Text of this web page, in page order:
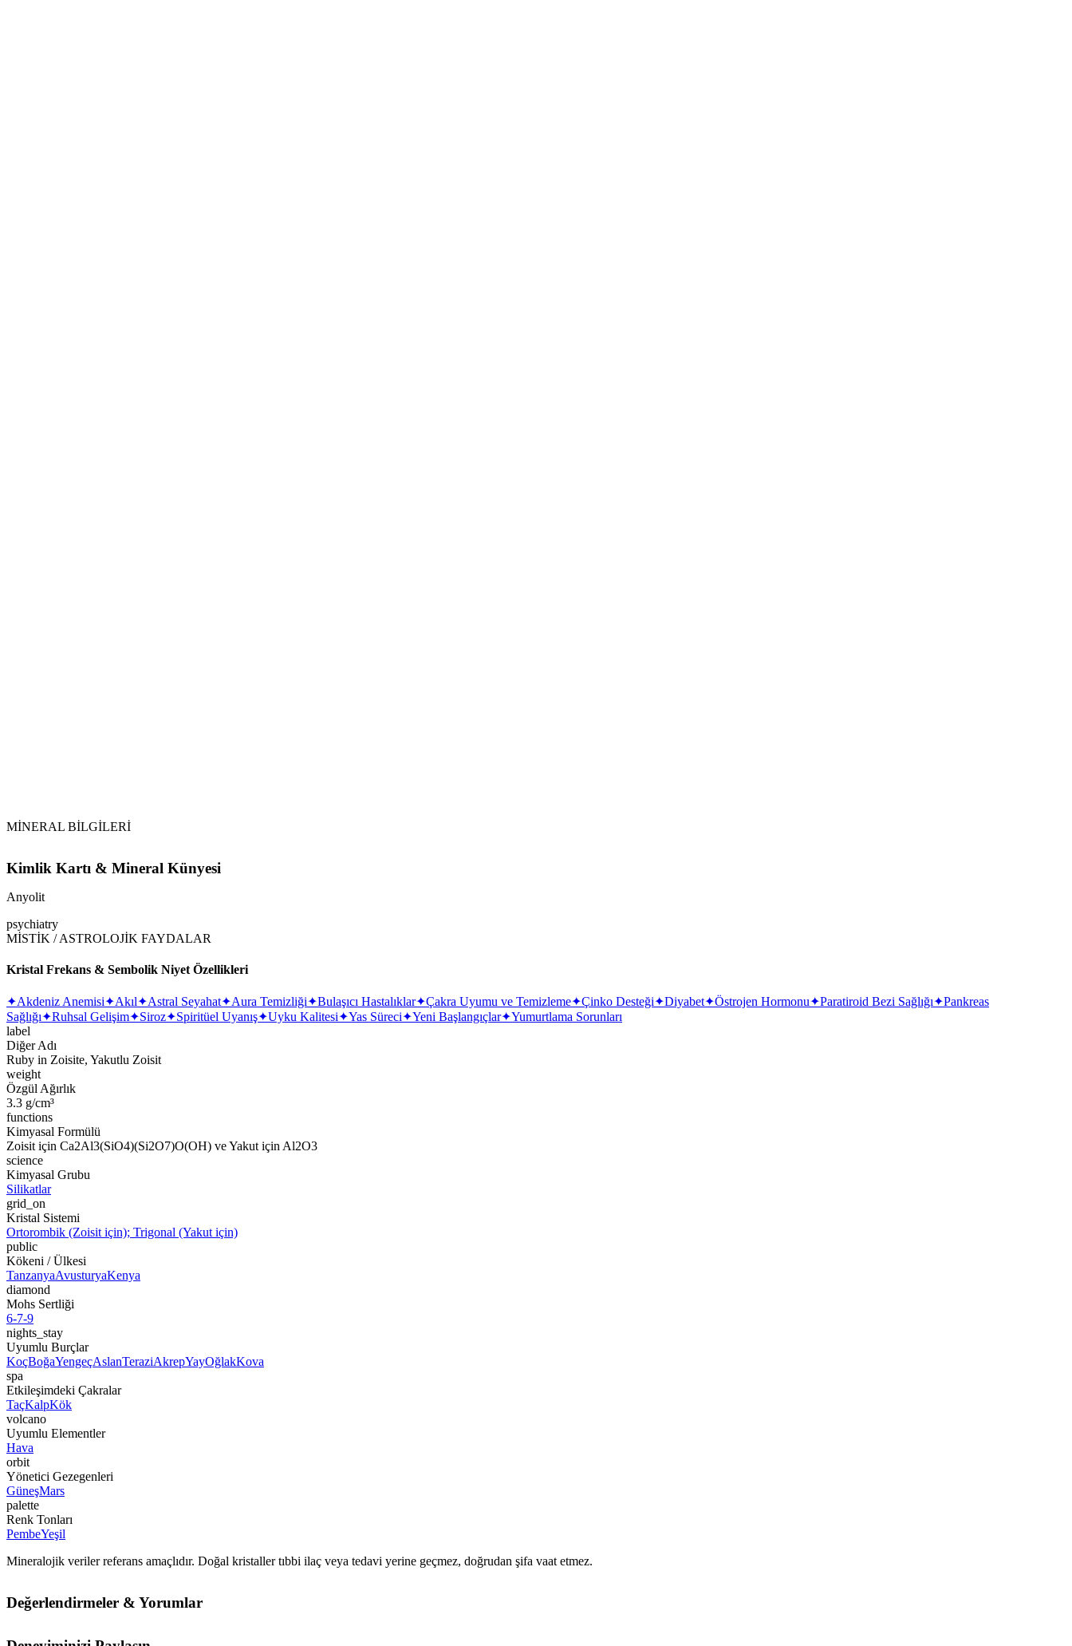
MİNERAL BİLGİLERİ
Kimlik Kartı & Mineral Künyesi
Anyolit
psychiatry
MİSTİK / ASTROLOJİK FAYDALAR
Kristal Frekans & Sembolik Niyet Özellikleri
✦Akdeniz Anemisi✦Akıl✦Astral Seyahat✦Aura Temizliği✦Bulaşıcı Hastalıklar✦Çakra Uyumu ve Temizleme✦Çinko Desteği✦Diyabet✦Östrojen Hormonu✦Paratiroid Bezi Sağlığı✦Pankreas
Sağlığı✦Ruhsal Gelişim✦Siroz✦Spiritüel Uyanış✦Uyku Kalitesi✦Yas Süreci✦Yeni Başlangıçlar✦Yumurtlama Sorunları
label
Diğer Adı
Ruby in Zoisite, Yakutlu Zoisit
weight
Özgül Ağırlık
3.3 g/cm³
functions
Kimyasal Formülü
Zoisit için Ca2Al3(SiO4)(Si2O7)O(OH) ve Yakut için Al2O3
science
Kimyasal Grubu
Silikatlar
grid_on
Kristal Sistemi
Ortorombik (Zoisit için); Trigonal (Yakut için)
public
Kökeni / Ülkesi
TanzanyaAvusturyaKenya
diamond
Mohs Sertliği
6-7-9
nights_stay
Uyumlu Burçlar
KoçBoğaYengeçAslanTeraziAkrepYayOğlakKova
spa
Etkileşimdeki Çakralar
TaçKalpKök
volcano
Uyumlu Elementler
Hava
orbit
Yönetici Gezegenleri
GüneşMars
palette
Renk Tonları
PembeYeşil
Mineralojik veriler referans amaçlıdır. Doğal kristaller tıbbi ilaç veya tedavi yerine geçmez, doğrudan şifa vaat etmez.
Değerlendirmeler & Yorumlar